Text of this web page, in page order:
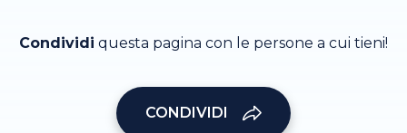
Condividi questa pagina con le persone a cui tieni!
CONDIVIDI